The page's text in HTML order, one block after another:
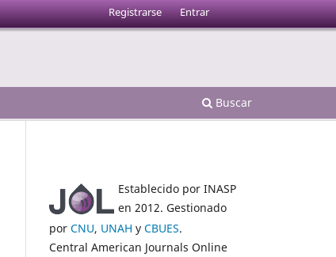
Buscar
Registrarse Entrar
Establecido por INASP
en 2012. Gestionado
por CNU, UNAH y CBUES.
Central American Journals Online